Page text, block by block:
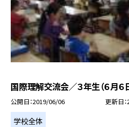
国際理解交流会／３年生（６月６
公開日 2019/06/06 更新日
学校全体